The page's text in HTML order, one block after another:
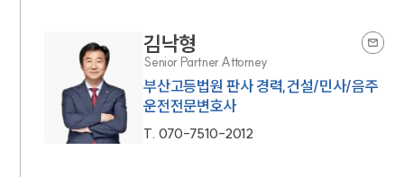
김낙형
Senior Partner Attorney
부산고등법원 판사 경력,건설/민사/음주
운전전문변호사
T. 070-7510-2012